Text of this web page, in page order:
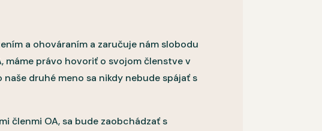
a ohováraním a zaručuje nám slobodu
máme právo hovoriť o svojom členstve v
druhé meno sa nikdy nebude spájať s
členmi OA, sa bude zaobchádzať s